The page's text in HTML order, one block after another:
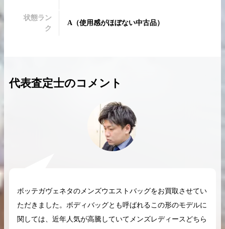
バーキン相場解説 ケリー相場解
状態ラン
ク
A （使用感がほぼない中古品）
代表査定士のコメント
ボッテガヴェネタのメンズウエストバッグをお買取させてい
ただきました。ボディバッグとも呼ばれるこの形のモデルに
関しては、近年人気が高騰していてメンズレディースどちら